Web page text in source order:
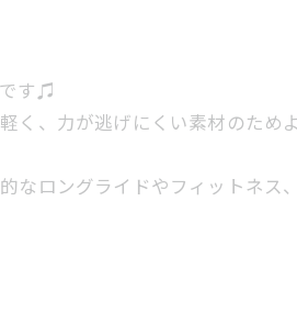
す♫
く、力が逃げにくい素材のため
ロングライドやフィットネス